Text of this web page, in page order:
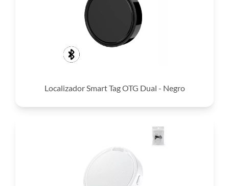
Localizador Smart Tag OTG Dual - Negro